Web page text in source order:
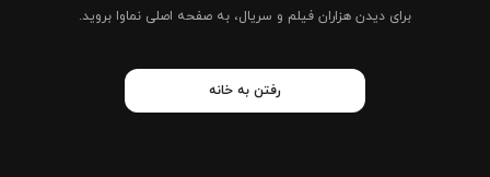
برای دیدن هزاران فیلم و سریال، به صفحه اصلی نماوا بروید.
رفتن به خانه